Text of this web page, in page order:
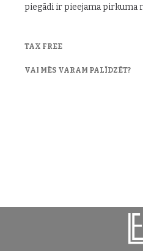
piegādi ir pieejama pirkuma
TAX FREE
VAI MĒS VARAM PALĪDZĒT?